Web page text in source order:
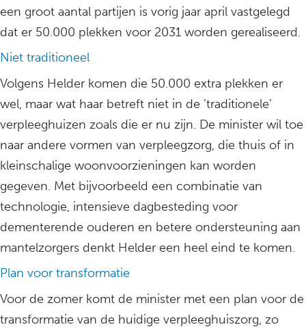
een groot aantal partijen is vorig jaar april vastgelegd
dat er 50.000 plekken voor 2031 worden gerealiseerd.
Niet traditioneel
Volgens Helder komen die 50.000 extra plekken er
wel, maar wat haar betreft niet in de ’traditionele’
verpleeghuizen zoals die er nu zijn. De minister wil toe
naar andere vormen van verpleegzorg, die thuis of in
kleinschalige woonvoorzieningen kan worden
gegeven. Met bijvoorbeeld een combinatie van
technologie, intensieve dagbesteding voor
dementerende ouderen en betere ondersteuning aan
mantelzorgers denkt Helder een heel eind te komen.
Plan voor transformatie
Voor de zomer komt de minister met een plan voor de
transformatie van de huidige verpleeghuiszorg, zo